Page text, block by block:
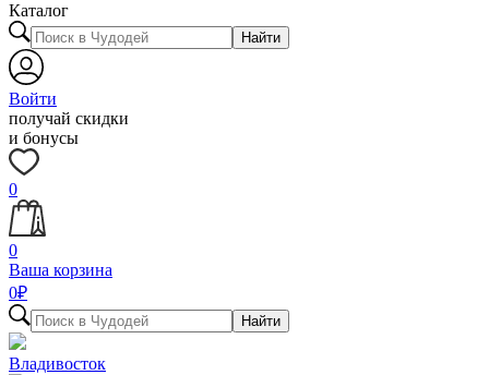
Каталог
Найти
Войти
получай скидки
и бонусы
0
0
Ваша корзина
0₽
Найти
Владивосток